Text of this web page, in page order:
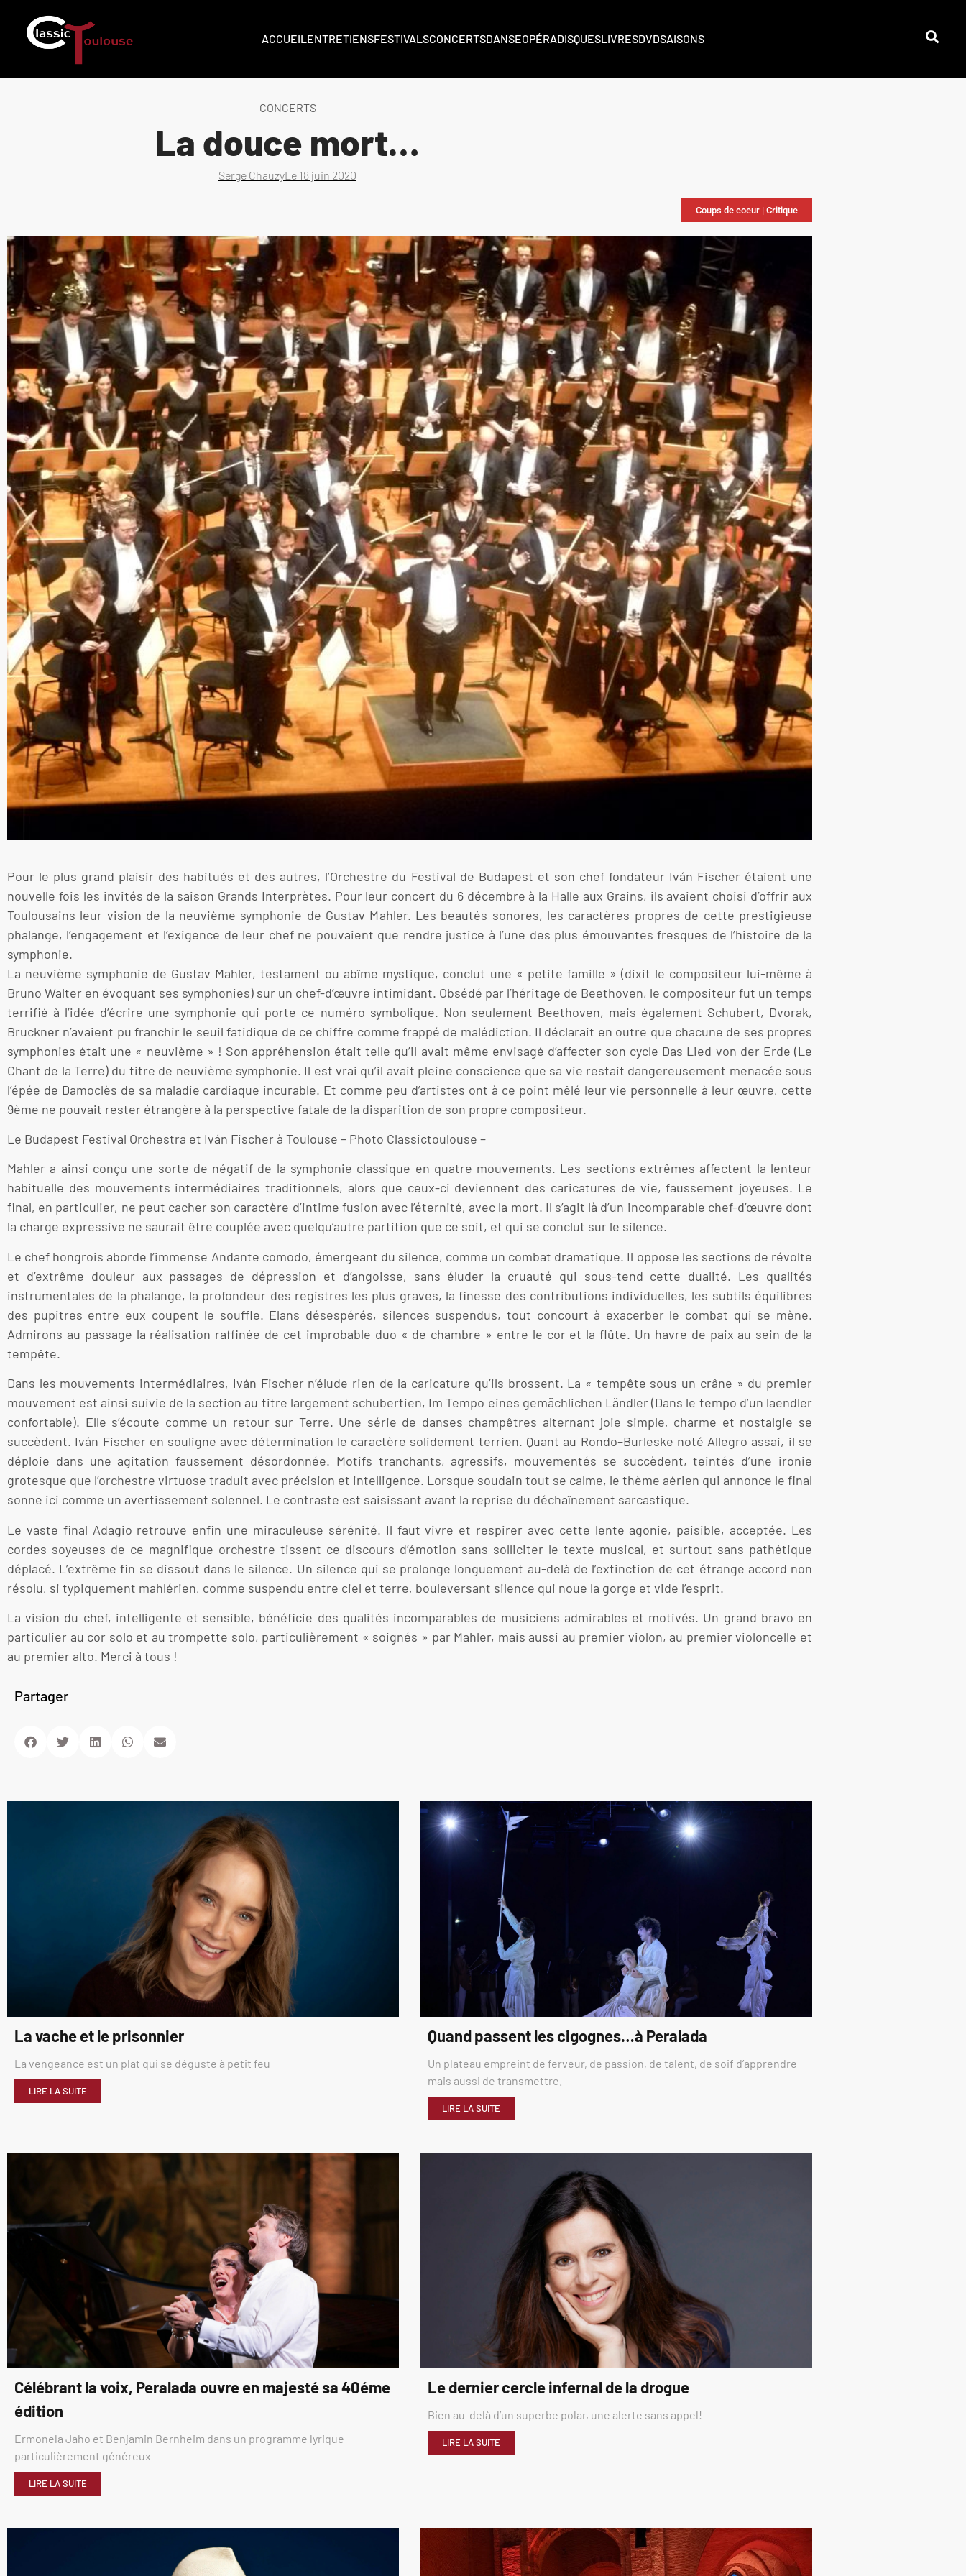
ACCUEILENTRETIENSFESTIVALSCONCERTSDANSEOPÉRADISQUESLIVRESDVDSAISONS
CONCERTS
La douce mort…
Serge ChauzyLe 18 juin 2020
Coups de coeur | Critique
Pour le plus grand plaisir des habitués et des autres, l’Orchestre du Festival de Budapest et son chef fondateur Iván Fischer étaient une
nouvelle fois les invités de la saison Grands Interprètes. Pour leur concert du 6 décembre à la Halle aux Grains, ils avaient choisi d’offrir aux
Toulousains leur vision de la neuvième symphonie de Gustav Mahler. Les beautés sonores, les caractères propres de cette prestigieuse
phalange, l’engagement et l’exigence de leur chef ne pouvaient que rendre justice à l’une des plus émouvantes fresques de l’histoire de la
symphonie.
La neuvième symphonie de Gustav Mahler, testament ou abîme mystique, conclut une « petite famille » (dixit le compositeur lui-même à
Bruno Walter en évoquant ses symphonies) sur un chef-d’œuvre intimidant. Obsédé par l’héritage de Beethoven, le compositeur fut un temps
terrifié à l’idée d’écrire une symphonie qui porte ce numéro symbolique. Non seulement Beethoven, mais également Schubert, Dvorak,
Bruckner n’avaient pu franchir le seuil fatidique de ce chiffre comme frappé de malédiction. Il déclarait en outre que chacune de ses propres
symphonies était une « neuvième » ! Son appréhension était telle qu’il avait même envisagé d’affecter son cycle Das Lied von der Erde (Le
Chant de la Terre) du titre de neuvième symphonie. Il est vrai qu’il avait pleine conscience que sa vie restait dangereusement menacée sous
l’épée de Damoclès de sa maladie cardiaque incurable. Et comme peu d’artistes ont à ce point mêlé leur vie personnelle à leur œuvre, cette
9ème ne pouvait rester étrangère à la perspective fatale de la disparition de son propre compositeur.
Le Budapest Festival Orchestra et Iván Fischer à Toulouse – Photo Classictoulouse –
Mahler a ainsi conçu une sorte de négatif de la symphonie classique en quatre mouvements. Les sections extrêmes affectent la lenteur
habituelle des mouvements intermédiaires traditionnels, alors que ceux-ci deviennent des caricatures de vie, faussement joyeuses. Le
final, en particulier, ne peut cacher son caractère d’intime fusion avec l’éternité, avec la mort. Il s’agit là d’un incomparable chef-d’œuvre dont
la charge expressive ne saurait être couplée avec quelqu’autre partition que ce soit, et qui se conclut sur le silence.
Le chef hongrois aborde l’immense Andante comodo, émergeant du silence, comme un combat dramatique. Il oppose les sections de révolte
et d’extrême douleur aux passages de dépression et d’angoisse, sans éluder la cruauté qui sous-tend cette dualité. Les qualités
instrumentales de la phalange, la profondeur des registres les plus graves, la finesse des contributions individuelles, les subtils équilibres
des pupitres entre eux coupent le souffle. Elans désespérés, silences suspendus, tout concourt à exacerber le combat qui se mène.
Admirons au passage la réalisation raffinée de cet improbable duo « de chambre » entre le cor et la flûte. Un havre de paix au sein de la
tempête.
Dans les mouvements intermédiaires, Iván Fischer n’élude rien de la caricature qu’ils brossent. La « tempête sous un crâne » du premier
mouvement est ainsi suivie de la section au titre largement schubertien, Im Tempo eines gemächlichen Ländler (Dans le tempo d’un laendler
confortable). Elle s’écoute comme un retour sur Terre. Une série de danses champêtres alternant joie simple, charme et nostalgie se
succèdent. Iván Fischer en souligne avec détermination le caractère solidement terrien. Quant au Rondo–Burleske noté Allegro assai, il se
déploie dans une agitation faussement désordonnée. Motifs tranchants, agressifs, mouvementés se succèdent, teintés d’une ironie
grotesque que l’orchestre virtuose traduit avec précision et intelligence. Lorsque soudain tout se calme, le thème aérien qui annonce le final
sonne ici comme un avertissement solennel. Le contraste est saisissant avant la reprise du déchaînement sarcastique.
Le vaste final Adagio retrouve enfin une miraculeuse sérénité. Il faut vivre et respirer avec cette lente agonie, paisible, acceptée. Les
cordes soyeuses de ce magnifique orchestre tissent ce discours d’émotion sans solliciter le texte musical, et surtout sans pathétique
déplacé. L’extrême fin se dissout dans le silence. Un silence qui se prolonge longuement au-delà de l’extinction de cet étrange accord non
résolu, si typiquement mahlérien, comme suspendu entre ciel et terre, bouleversant silence qui noue la gorge et vide l’esprit.
La vision du chef, intelligente et sensible, bénéficie des qualités incomparables de musiciens admirables et motivés. Un grand bravo en
particulier au cor solo et au trompette solo, particulièrement « soignés » par Mahler, mais aussi au premier violon, au premier violoncelle et
au premier alto. Merci à tous !
Partager
La vache et le prisonnier
La vengeance est un plat qui se déguste à petit feu
LIRE LA SUITE
Quand passent les cigognes…à Peralada
Un plateau empreint de ferveur, de passion, de talent, de soif d’apprendre
mais aussi de transmettre.
LIRE LA SUITE
Célébrant la voix, Peralada ouvre en majesté sa 40éme
édition
Ermonela Jaho et Benjamin Bernheim dans un programme lyrique
particulièrement généreux
LIRE LA SUITE
Le dernier cercle infernal de la drogue
Bien au-delà d’un superbe polar, une alerte sans appel!
LIRE LA SUITE